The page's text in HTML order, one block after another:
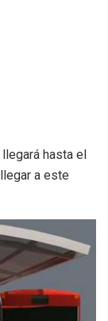
hasta el
a este